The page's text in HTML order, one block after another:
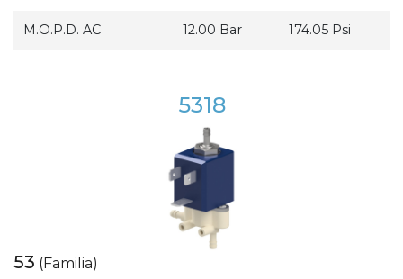
M.O.P.D. AC 12.00 Bar 174.05 Psi
5318
53 (Familia)